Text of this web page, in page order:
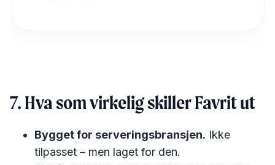
7. Hva som virkelig skiller Favrit ut
Bygget for serveringsbransjen. Ikke
tilpasset – men laget for den.